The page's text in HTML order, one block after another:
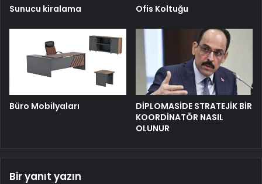
Sunucu kiralama Ofis Koltuğu
Büro Mobilyaları
DİPLOMASİDE STRATEJİK BİR
KOORDİNATÖR NASIL
OLUNUR
Bir yanıt yazın